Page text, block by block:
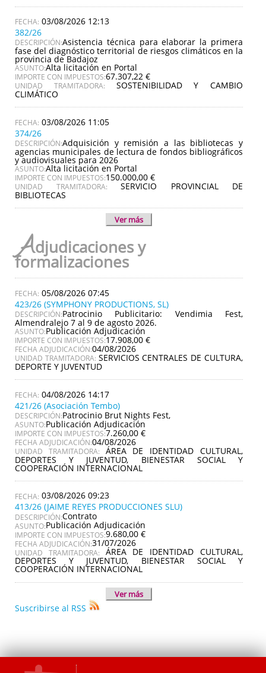
03/08/2026 12:13
382/26
DESCRIPCIÓN:Asistencia técnica para elaborar la primera
fase del diagnóstico territorial de riesgos climáticos en la
provincia de Badajoz
ASUNTO:Alta licitación en Portal
IMPORTE CON IMPUESTOS:67.307,22 €
UNIDAD TRAMITADORA: SOSTENIBILIDAD Y CAMBIO
CLIMÁTICO
03/08/2026 11:05
374/26
DESCRIPCIÓN:Adquisición y remisión a las bibliotecas y
agencias municipales de lectura de fondos bibliográficos
y audiovisuales para 2026
ASUNTO:Alta licitación en Portal
IMPORTE CON IMPUESTOS:150.000,00 €
UNIDAD TRAMITADORA:SERVICIO PROVINCIAL DE
BIBLIOTECAS
Ver más
Adjudicaciones y
formalizaciones
05/08/2026 07:45
423/26 (SYMPHONY PRODUCTIONS, SL)
DESCRIPCIÓN:Patrocinio Publicitario: Vendimia Fest,
Almendralejo 7 al 9 de agosto 2026.
ASUNTO:Publicación Adjudicación
IMPORTE CON IMPUESTOS:17.908,00 €
FECHA ADJUDICACIÓN:04/08/2026
UNIDAD TRAMITADORA: SERVICIOS CENTRALES DE CULTURA,
DEPORTE Y JUVENTUD
04/08/2026 14:17
421/26 (Asociación Tembo)
DESCRIPCIÓN:Patrocinio Brut Nights Fest,
ASUNTO:Publicación Adjudicación
IMPORTE CON IMPUESTOS:7.260,00 €
FECHA ADJUDICACIÓN:04/08/2026
UNIDAD TRAMITADORA: ÁREA DE IDENTIDAD CULTURAL,
DEPORTES Y JUVENTUD, BIENESTAR SOCIAL Y
COOPERACIÓN INTERNACIONAL
03/08/2026 09:23
413/26 (JAIME REYES PRODUCCIONES SLU)
DESCRIPCIÓN:Contrato
ASUNTO:Publicación Adjudicación
IMPORTE CON IMPUESTOS:9.680,00 €
FECHA ADJUDICACIÓN:31/07/2026
UNIDAD TRAMITADORA: ÁREA DE IDENTIDAD CULTURAL,
DEPORTES Y JUVENTUD, BIENESTAR SOCIAL Y
COOPERACIÓN INTERNACIONAL
Ver más
Suscribirse al RSS